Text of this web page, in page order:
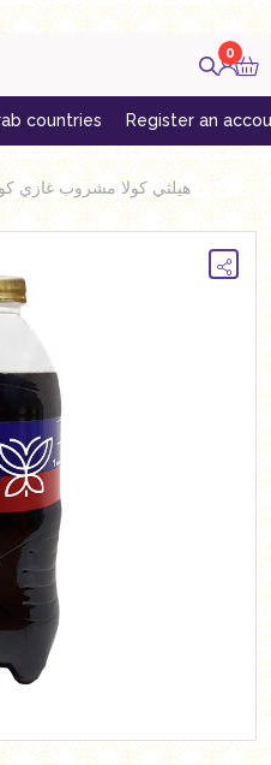
0
Register an account to
هيلثي كولا مشروب غازي كولا 1 لتر من هيلثي اند